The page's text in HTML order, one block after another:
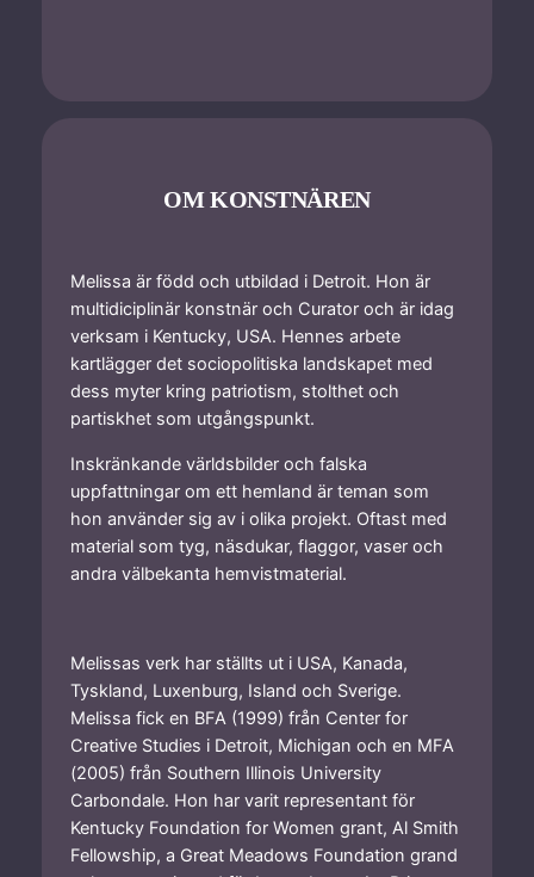
OM KONSTNÄREN
Melissa är född och utbildad i Detroit. Hon är
multidiciplinär konstnär och Curator och är idag
verksam i Kentucky, USA. Hennes arbete
kartlägger det sociopolitiska landskapet med
dess myter kring patriotism, stolthet och
partiskhet som utgångspunkt.
Inskränkande världsbilder och falska
uppfattningar om ett hemland är teman som
hon använder sig av i olika projekt. Oftast med
material som tyg, näsdukar, flaggor, vaser och
andra välbekanta hemvistmaterial.
Melissas verk har ställts ut i USA, Kanada,
Tyskland, Luxenburg, Island och Sverige.
Melissa fick en BFA (1999) från Center for
Creative Studies i Detroit, Michigan och en MFA
(2005) från Southern Illinois University
Carbondale. Hon har varit representant för
Kentucky Foundation for Women grant, Al Smith
Fellowship, a Great Meadows Foundation grand